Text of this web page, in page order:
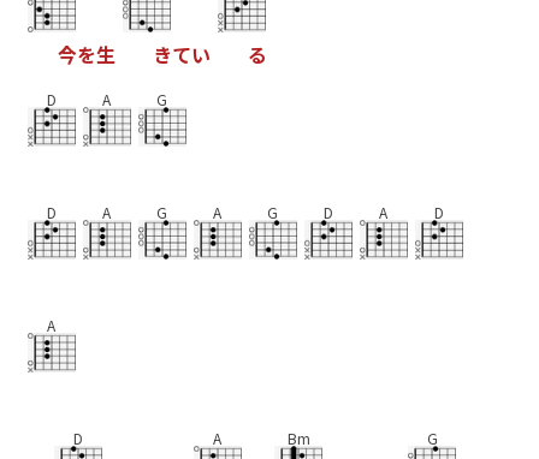
今を生 きてい る
D A G
D A G A G D A D
A
D A Bm G